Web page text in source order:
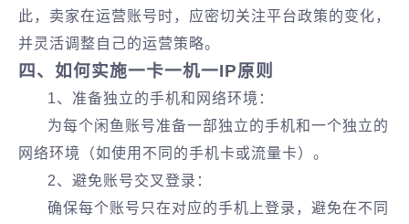
此，卖家在运营账号时，应密切关注平台政策的变化，
并灵活调整自己的运营策略。
‌四、如何实施一卡一机一IP原则‌
1、准备独立的手机和网络环境‌：
为每个闲鱼账号准备一部独立的手机和一个独立的
网络环境（如使用不同的手机卡或流量卡）。
2、避免账号交叉登录‌：
确保每个账号只在对应的手机上登录，避免在不同